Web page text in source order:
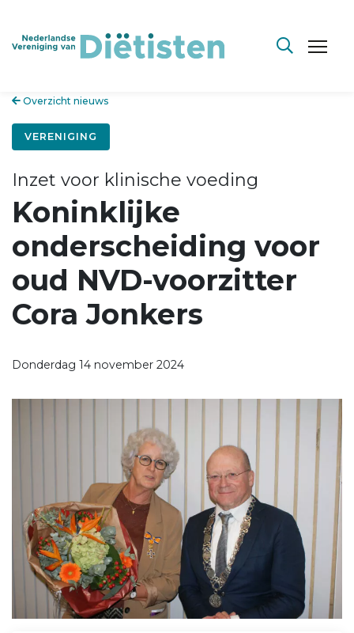
Overzicht nieuws
VERENIGING
Inzet voor klinische voeding
Koninklijke
onderscheiding voor
oud NVD-voorzitter
Cora Jonkers
Donderdag 14 november 2024